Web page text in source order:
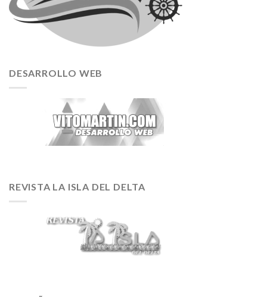
DESARROLLO WEB
REVISTA LA ISLA DEL DELTA